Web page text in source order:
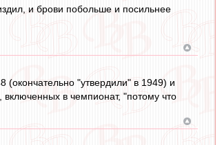
и брови побольше и посильнее
"утвердили" в 1949) и
включенных в чемпионат, "потому что